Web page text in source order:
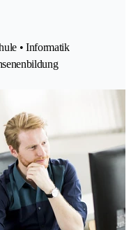
• Informatik